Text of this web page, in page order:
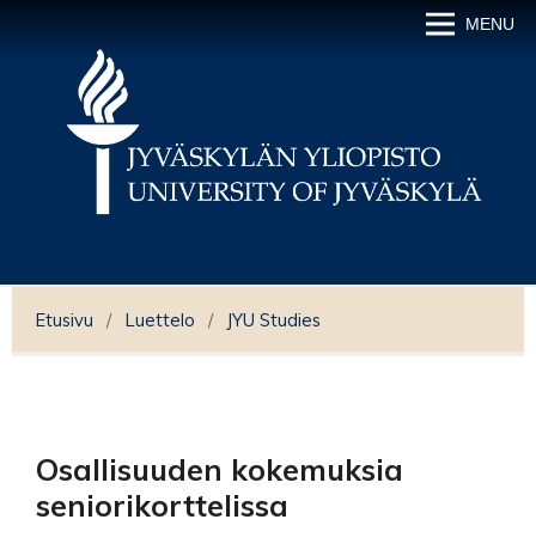
MENU
Etusivu / Luettelo / JYU Studies
Osallisuuden kokemuksia
seniorikorttelissa